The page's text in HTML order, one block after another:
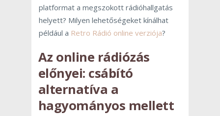
platformat a megszokott rádióhallgatás
helyett? Milyen lehetőségeket kínálhat
például a Retro Rádió online verziója?
Az online rádiózás
előnyei: csábító
alternatíva a
hagyományos mellett